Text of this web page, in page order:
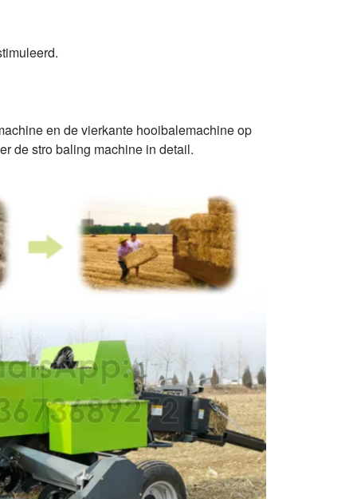
en de vierkante hooibalemachine op
de stro baling machine in detail.